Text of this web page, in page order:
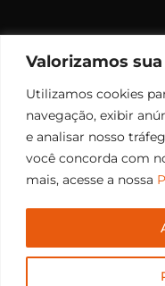
Valorizamos
Utilizamos cookies
navegação, exibir
e analisar nosso
você concorda com
mais, acesse a nossa
Copyright © 2006 –